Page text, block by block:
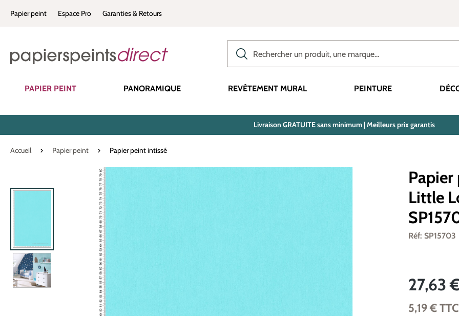
Passer à la navigation principale
Papier peint Espace Pro Garanties & Retours
PAPIER PEINT PANORAMIQUE REVÊTEMENT MURAL PEINTURE
Livraison GRATUITE sans minimum | Meilleurs prix garantis
Accueil Papier peint Papier peint intissé
Ignorer la galerie d'images
Little
Réf: SP15703
27,63
5,19 €